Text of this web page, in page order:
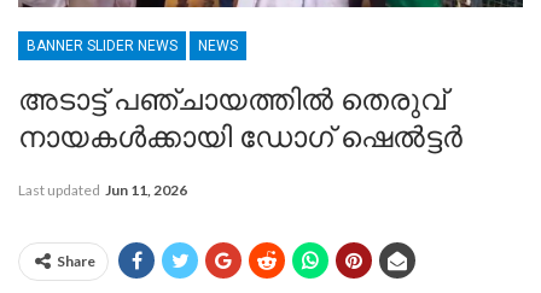
BANNER SLIDER NEWS NEWS
അടാട്ട് പഞ്ചായത്തിൽ തെരുവ്
നായകൾക്കായി ഡോഗ് ഷെൽട്ടർ
Last updated Jun 11, 2026
Share